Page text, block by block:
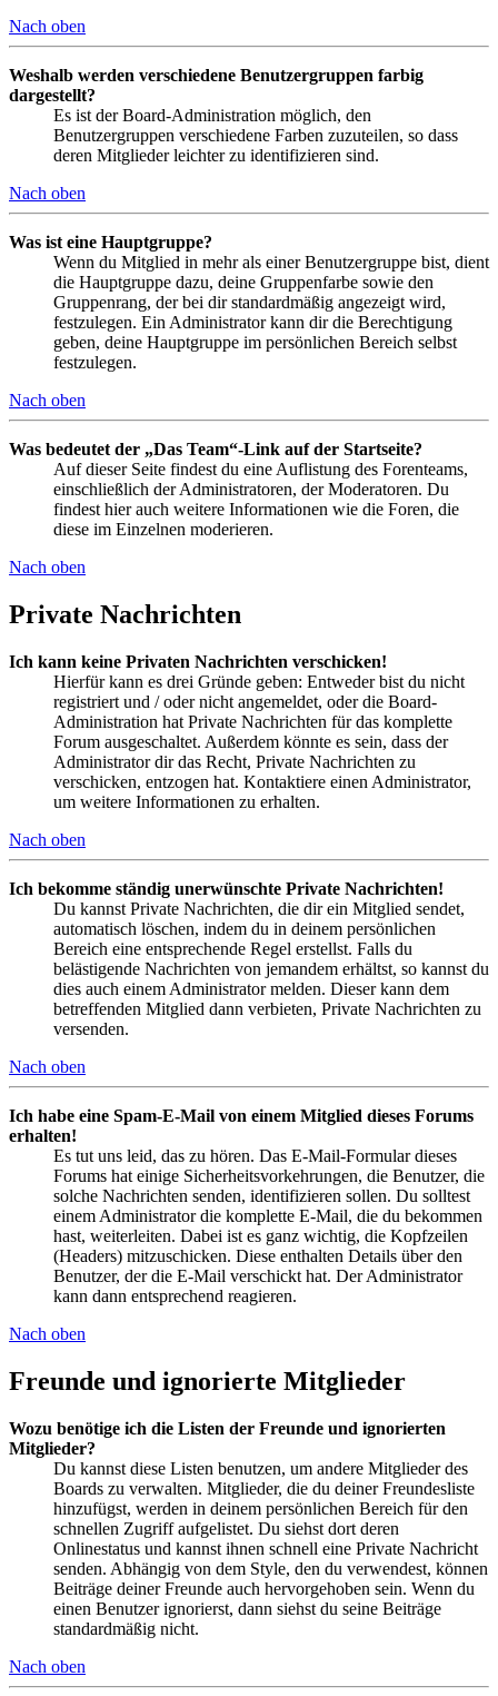
Nach oben
Weshalb werden verschiedene Benutzergruppen farbig
dargestellt?
Es ist der Board-Administration möglich, den
Benutzergruppen verschiedene Farben zuzuteilen, so dass
deren Mitglieder leichter zu identifizieren sind.
Nach oben
Was ist eine Hauptgruppe?
Wenn du Mitglied in mehr als einer Benutzergruppe bist, dient
die Hauptgruppe dazu, deine Gruppenfarbe sowie den
Gruppenrang, der bei dir standardmäßig angezeigt wird,
festzulegen. Ein Administrator kann dir die Berechtigung
geben, deine Hauptgruppe im persönlichen Bereich selbst
festzulegen.
Nach oben
Was bedeutet der „Das Team“-Link auf der Startseite?
Auf dieser Seite findest du eine Auflistung des Forenteams,
einschließlich der Administratoren, der Moderatoren. Du
findest hier auch weitere Informationen wie die Foren, die
diese im Einzelnen moderieren.
Nach oben
Private Nachrichten
Ich kann keine Privaten Nachrichten verschicken!
Hierfür kann es drei Gründe geben: Entweder bist du nicht
registriert und / oder nicht angemeldet, oder die Board-
Administration hat Private Nachrichten für das komplette
Forum ausgeschaltet. Außerdem könnte es sein, dass der
Administrator dir das Recht, Private Nachrichten zu
verschicken, entzogen hat. Kontaktiere einen Administrator,
um weitere Informationen zu erhalten.
Nach oben
Ich bekomme ständig unerwünschte Private Nachrichten!
Du kannst Private Nachrichten, die dir ein Mitglied sendet,
automatisch löschen, indem du in deinem persönlichen
Bereich eine entsprechende Regel erstellst. Falls du
belästigende Nachrichten von jemandem erhältst, so kannst du
dies auch einem Administrator melden. Dieser kann dem
betreffenden Mitglied dann verbieten, Private Nachrichten zu
versenden.
Nach oben
Ich habe eine Spam-E-Mail von einem Mitglied dieses Forums
erhalten!
Es tut uns leid, das zu hören. Das E-Mail-Formular dieses
Forums hat einige Sicherheitsvorkehrungen, die Benutzer, die
solche Nachrichten senden, identifizieren sollen. Du solltest
einem Administrator die komplette E-Mail, die du bekommen
hast, weiterleiten. Dabei ist es ganz wichtig, die Kopfzeilen
(Headers) mitzuschicken. Diese enthalten Details über den
Benutzer, der die E-Mail verschickt hat. Der Administrator
kann dann entsprechend reagieren.
Nach oben
Freunde und ignorierte Mitglieder
Wozu benötige ich die Listen der Freunde und ignorierten
Mitglieder?
Du kannst diese Listen benutzen, um andere Mitglieder des
Boards zu verwalten. Mitglieder, die du deiner Freundesliste
hinzufügst, werden in deinem persönlichen Bereich für den
schnellen Zugriff aufgelistet. Du siehst dort deren
Onlinestatus und kannst ihnen schnell eine Private Nachricht
senden. Abhängig von dem Style, den du verwendest, können
Beiträge deiner Freunde auch hervorgehoben sein. Wenn du
einen Benutzer ignorierst, dann siehst du seine Beiträge
standardmäßig nicht.
Nach oben